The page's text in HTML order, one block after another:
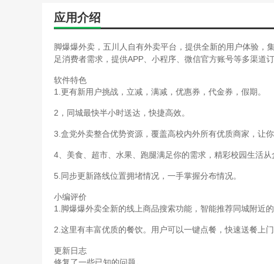
应用介绍
脚爆爆外卖，五川人自有外卖平台，提供全新的用户体验
足消费者需求，提供APP、小程序、微信官方账号等多渠道
软件特色
1.更有新用户挑战，立减，满减，优惠券，代金券，假期。
2，同城最快半小时送达，快捷高效。
3.盒党外卖整合优势资源，覆盖高校内外所有优质商家，让你
4、美食、超市、水果、跑腿满足你的需求，精彩校园生活从
5.同步更新路线位置拥堵情况，一手掌握分布情况。
小编评价
1.脚爆爆外卖全新的线上商品搜索功能，智能推荐同城附近
2.这里有丰富优质的餐饮。用户可以一键点餐，快速送餐上门
更新日志